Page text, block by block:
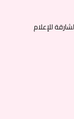
للإعلام